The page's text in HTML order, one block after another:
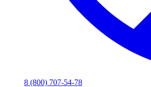
8 (800) 707-54-78